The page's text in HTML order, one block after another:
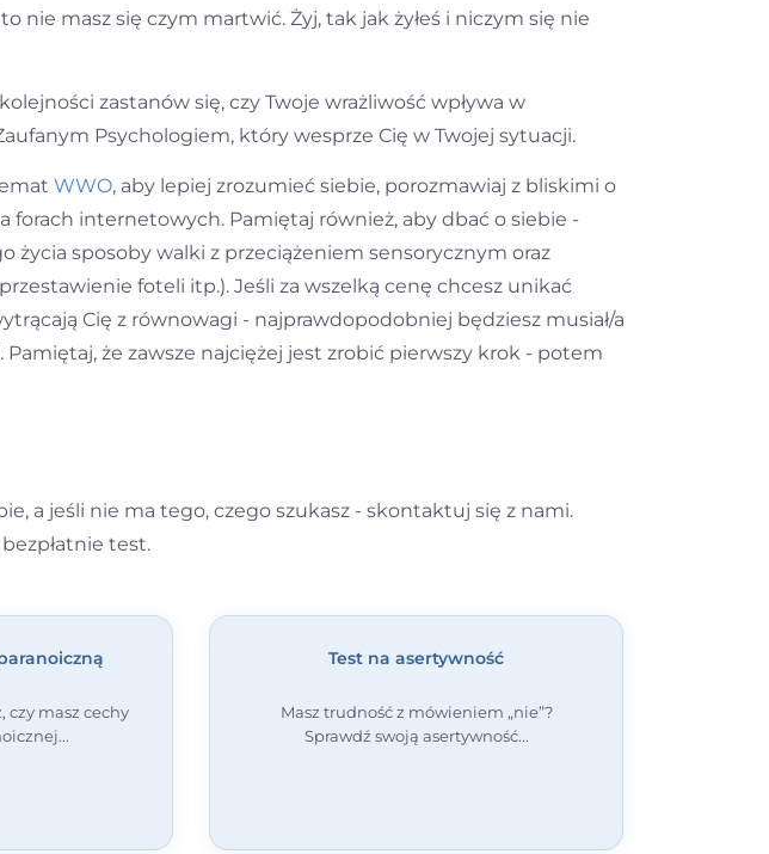
to nie masz się czym martwić. Żyj, tak jak żyłeś i niczym się nie
zastanów się, czy Twoje wrażliwość wpływa w
Psychologiem, który wesprze Cię w Twojej sytuacji.
WWO, aby lepiej zrozumieć siebie, porozmawiaj z bliskimi o
forach internetowych. Pamiętaj również, aby dbać o siebie -
życia sposoby walki z przeciążeniem sensorycznym oraz
foteli itp.). Jeśli za wszelką cenę chcesz unikać
Cię z równowagi - najprawdopodobniej będziesz musiał/a
że zawsze najciężej jest zrobić pierwszy krok - potem
a jeśli nie ma tego, czego szukasz - skontaktuj się z nami.
test.
czy masz cechy
Test na asertywność
Masz trudność z mówieniem „nie”?
Sprawdź swoją asertywność